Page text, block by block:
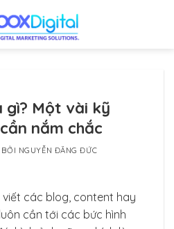
gì? Một vài kỹ
nắm chắc
BỞI NGUYỄN ĐĂNG ĐỨC
các blog, content hay
cần tới các bức hình